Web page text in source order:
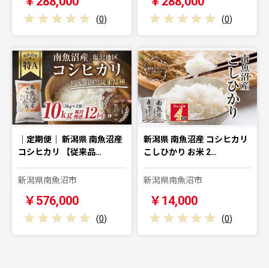
(0) (0)
｜定期便｜ 新潟県 南魚沼産
コシヒカリ 【従来品…
新潟県南魚沼市
￥576,000
(0)
新潟県 南魚沼産 コシヒカリ
こしひかり お米 2…
新潟県南魚沼市
￥14,000
(0)